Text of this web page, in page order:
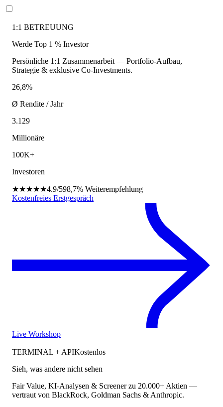
1:1 BETREUUNG
Werde Top 1 % Investor
Persönliche 1:1 Zusammenarbeit — Portfolio-Aufbau,
Strategie & exklusive Co-Investments.
26,8%
Ø Rendite / Jahr
3.129
Millionäre
100K+
Investoren
★★★★★4.9/598,7% Weiterempfehlung
Kostenfreies Erstgespräch
Live Workshop
TERMINAL + APIKostenlos
Sieh, was andere nicht sehen
Fair Value, KI-Analysen & Screener zu 20.000+ Aktien —
vertraut von BlackRock, Goldman Sachs & Anthropic.